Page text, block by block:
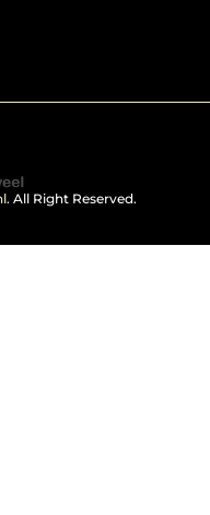
. All Right Reserved.